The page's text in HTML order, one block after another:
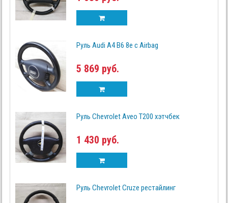
Руль Audi A4 B6 8e с Airbag
5 869 руб.
Руль Chevrolet Aveo T200 хэтчбек
1 430 руб.
Руль Chevrolet Cruze рестайлинг